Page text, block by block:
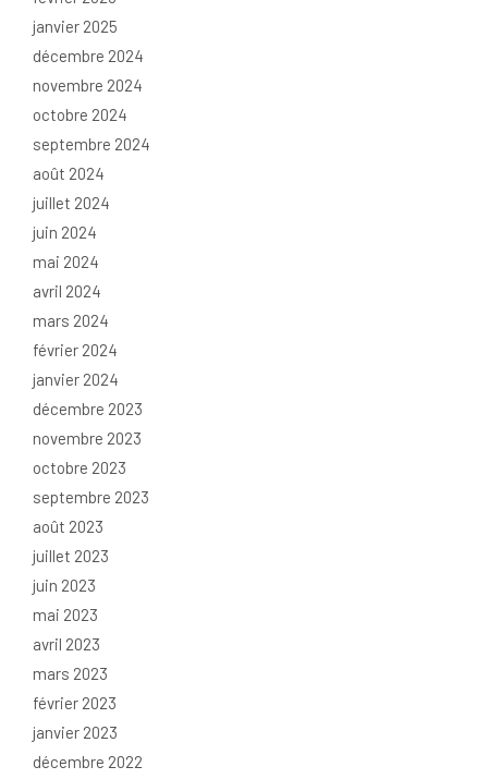
janvier 2025
décembre 2024
novembre 2024
octobre 2024
septembre 2024
août 2024
juillet 2024
juin 2024
mai 2024
avril 2024
mars 2024
février 2024
janvier 2024
décembre 2023
novembre 2023
octobre 2023
septembre 2023
août 2023
juillet 2023
juin 2023
mai 2023
avril 2023
mars 2023
février 2023
janvier 2023
décembre 2022